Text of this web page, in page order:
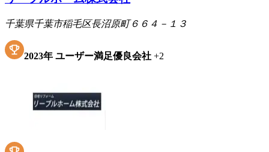
千葉県千葉市稲毛区長沼原町６６４－１３
2023年 ユーザー満足優良会社 +2